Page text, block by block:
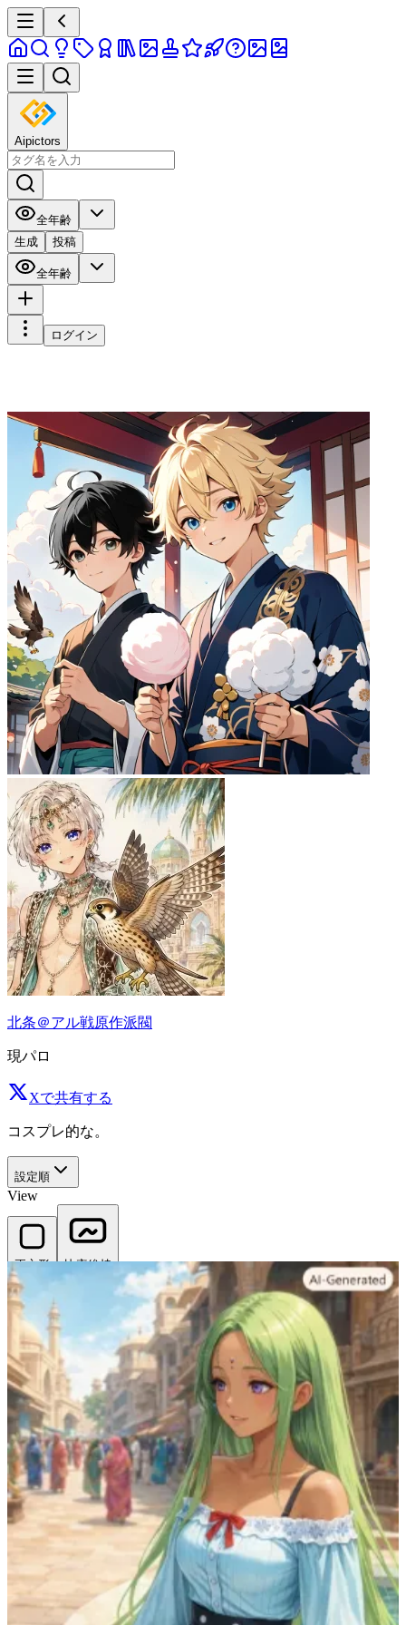
Aipictors
全年齢
生成
投稿
全年齢
ログイン
北条＠アル戦原作派閥
現パロ
Xで共有する
コスプレ的な。
設定順
View
正方形 比率維持